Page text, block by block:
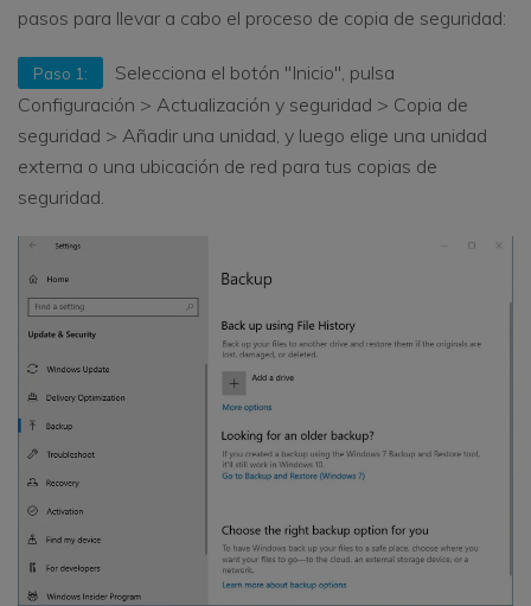
pasos para llevar a cabo el proceso de copia de seguridad:
Paso 1:
Selecciona el botón "Inicio", pulsa
Configuración > Actualización y seguridad > Copia de
seguridad > Añadir una unidad, y luego elige una unidad
externa o una ubicación de red para tus copias de
seguridad.